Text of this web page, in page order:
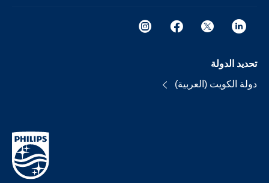
تحديد الدولة
دولة الكويت (العربية)